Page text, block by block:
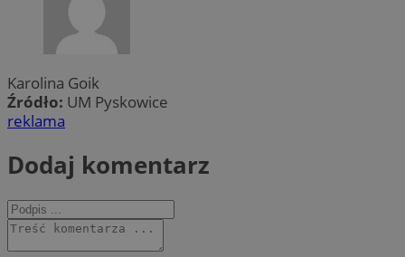
Karolina Goik
Źródło: UM Pyskowice
reklama
Dodaj komentarz